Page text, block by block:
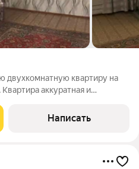
двухкомнатную квартиру на
аккуратная и
плита заменена на новую
Написать